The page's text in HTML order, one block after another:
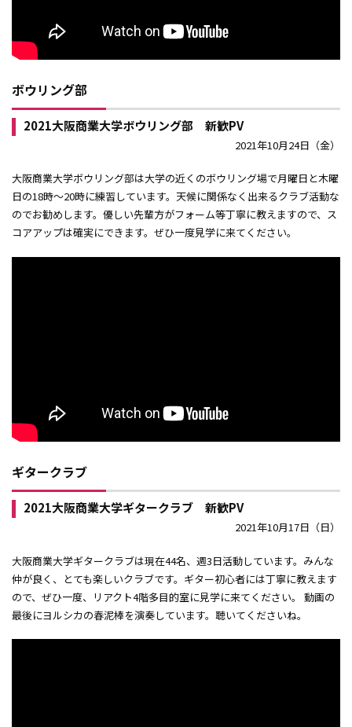
ボウリング部
2021大阪商業大学ボウリング部 新歓PV
2021年10月24日（金）
大阪商業大学ボウリング部は大学の近くのボウリング場で月曜日と木曜
日の18時〜20時に練習しています。天候に関係なく出来るクラブ活動な
のでお勧めします。優しい先輩方がフォーム等丁寧に教えますので、ス
コアアップは確実にできます。ぜひ一度見学に来てください。
ギタークラブ
2021大阪商業大学ギタークラブ 新歓PV
2021年10月17日（日）
大阪商業大学ギタークラブは現在44名、週3日活動しています。みんな
仲が良く、とても楽しいクラブです。ギター初心者には丁寧に教えます
ので、ぜひ一度、リアクト4階多目的室に見学に来てください。 動画の
最後にヨルシカの春泥棒を演奏しています。聴いてくださいね。